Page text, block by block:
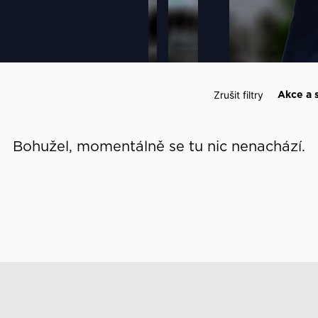
Akce a
Zrušit filtry
Bohužel, momentálně se tu nic nenachází.